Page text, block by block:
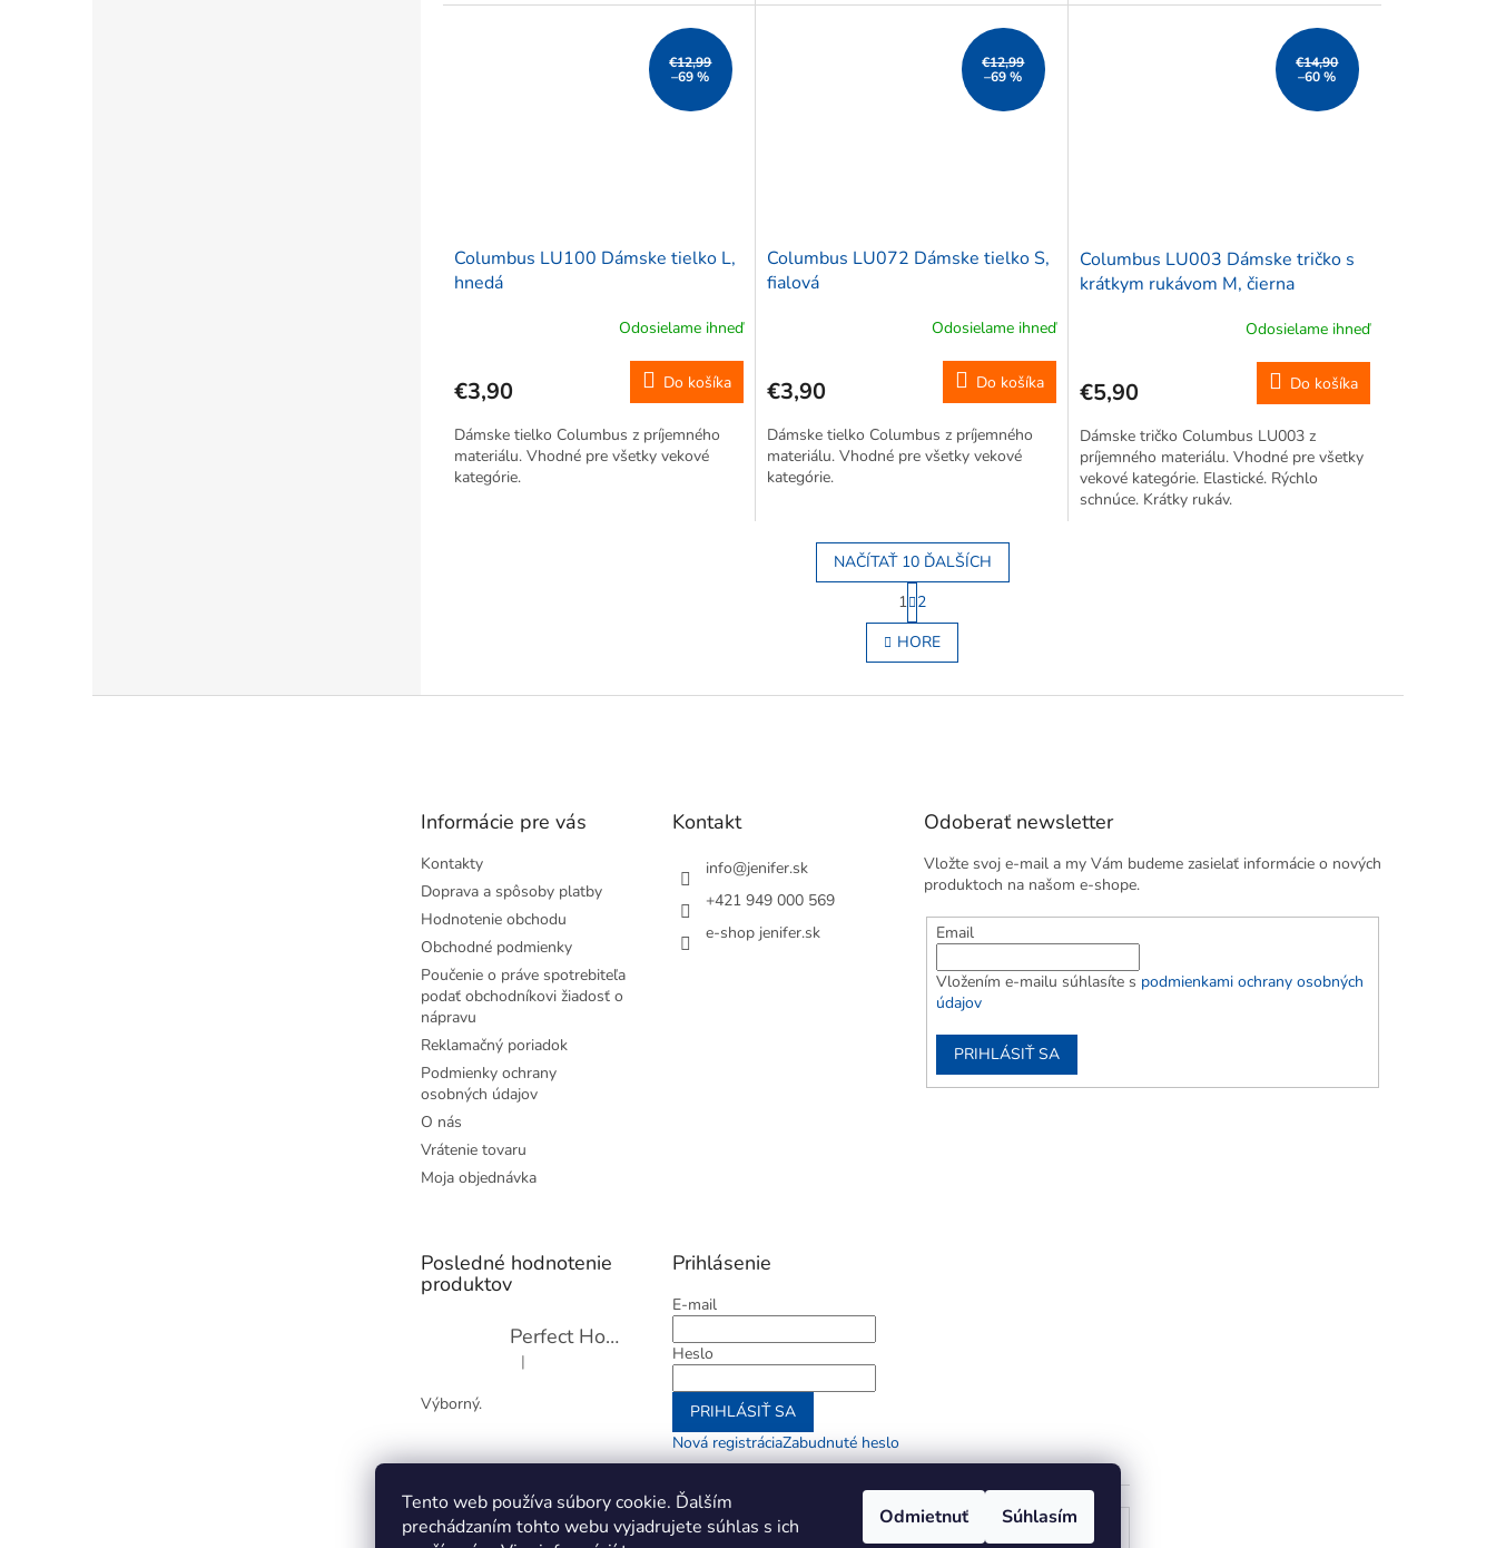
Tento web používa súbory cookie. Ďalším
prechádzaním tohto webu vyjadrujete súhlas s ich
Odmietnuť Súhlasím
€12,99
–69 %
Columbus LU100 Dámske tielko L,
hnedá
Odosielame ihneď
€3,90 Do košíka
Dámske tielko Columbus z príjemného
materiálu. Vhodné pre všetky vekové
kategórie.
€12,99
–69 %
Columbus LU072 Dámske tielko S,
fialová
Odosielame ihneď
€3,90 Do košíka
Dámske tielko Columbus z príjemného
materiálu. Vhodné pre všetky vekové
kategórie.
€14,90
–60 %
Columbus LU003 Dámske tričko s
krátkym rukávom M, čierna
Odosielame ihneď
€5,90 Do košíka
Dámske tričko Columbus LU003 z
príjemného materiálu. Vhodné pre všetky
vekové kategórie. Elastické. Rýchlo
schnúce. Krátky rukáv.
O
v
l
d
NAČÍTAŤ 10 ĎALŠÍCH
S
t
r
á
n
o
1 2
HORE
Informácie pre vás
Kontakty
Doprava a spôsoby platby
Hodnotenie obchodu
Obchodné podmienky
Poučenie o práve spotrebiteľa
podať obchodníkovi žiadosť o
nápravu
Reklamačný poriadok
Podmienky ochrany
osobných údajov
O nás
Vrátenie tovaru
Moja objednávka
Kontakt
info@jenifer.sk
+421 949 000 569
e-shop jenifer.sk
Odoberať newsletter
Vložte svoj e-mail a my Vám budeme zasielať informácie o nových
produktoch na našom e-shope.
Email
Vložením e-mailu súhlasíte s podmienkami ochrany osobných
údajov
PRIHLÁSIŤ SA
Posledné hodnotenie
produktov
Perfect Home Tĺčik na mäso so sekáčikom, 56893
Hodnotenie produktu je 5 z 5 hviezdičiek.
|
Výborný.
Prihlásenie
E-mail
Heslo
PRIHLÁSIŤ SA
Nová registráciaZabudnuté heslo